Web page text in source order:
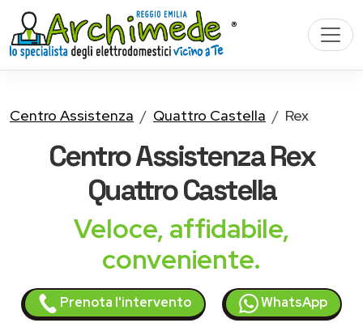
Centro Assistenza Quattro Castella Rex
Centro AssistenzaRex
Quattro Castella
Veloce, affidabile,
conveniente.
Prenota l'intervento WhatsApp